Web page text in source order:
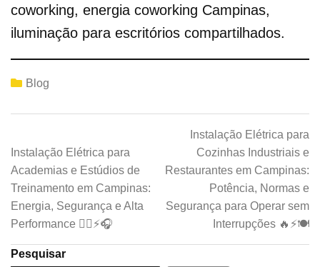
coworking, energia coworking Campinas,
iluminação para escritórios compartilhados.
Blog
Instalação Elétrica para
Academias e Estúdios de
Treinamento em Campinas:
Energia, Segurança e Alta
Performance 🏋️‍♂️⚡🎧
Instalação Elétrica para
Cozinhas Industriais e
Restaurantes em Campinas:
Potência, Normas e
Segurança para Operar sem
Interrupções 🔥⚡🍽️
Pesquisar